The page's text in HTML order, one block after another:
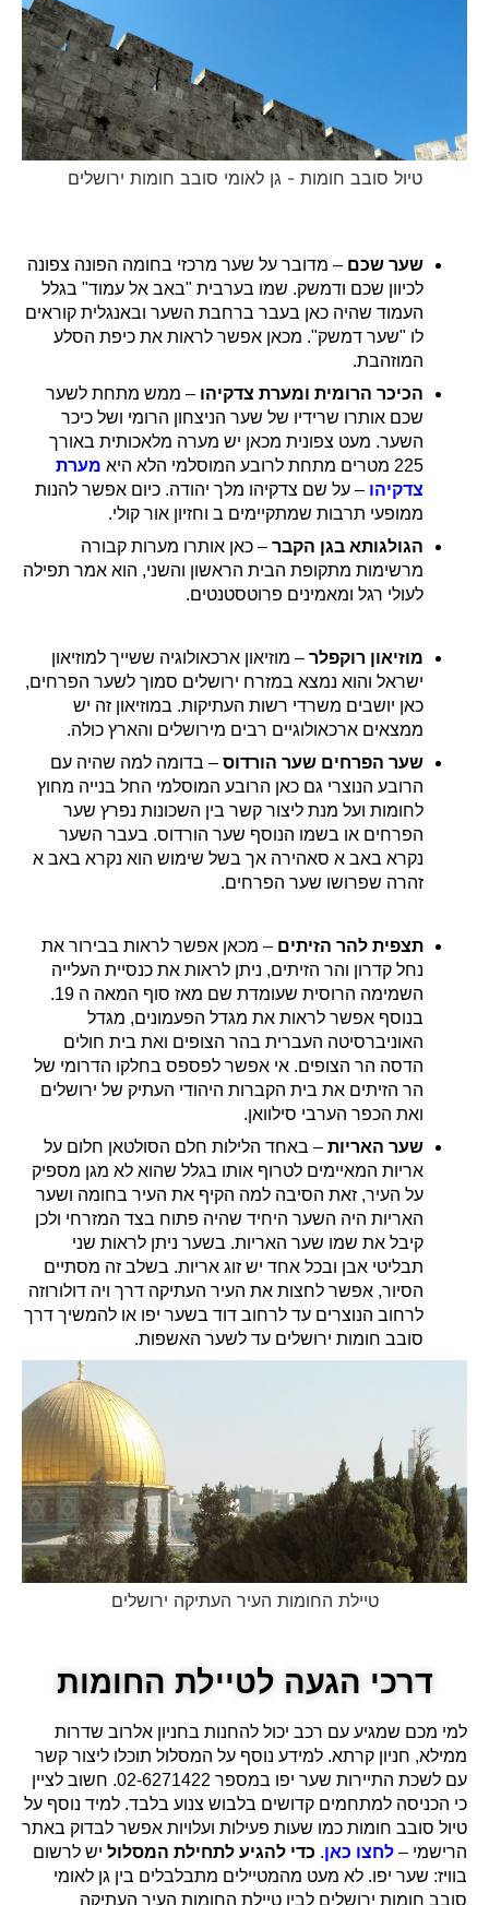
טיול סובב חומות - גן לאומי סובב חומות ירושלים
שער שכם – מדובר על שער מרכזי בחומה הפונה צפונה
לכיוון שכם ודמשק. שמו בערבית "באב אל עמוד" בגלל
העמוד שהיה כאן בעבר ברחבת השער ובאנגלית קוראים
לו "שער דמשק". מכאן אפשר לראות את כיפת הסלע
המוזהבת.
הכיכר הרומית ומערת צדקיהו – ממש מתחת לשער
שכם אותרו שרידיו של שער הניצחון הרומי ושל כיכר
השער. מעט צפונית מכאן יש מערה מלאכותית באורך
225 מטרים מתחת לרובע המוסלמי הלא היא
מערת
צדקיהו – על שם צדקיהו מלך יהודה. כיום אפשר להנות
ממופעי תרבות שמתקיימים ב וחזיון אור קולי.
הגולגותא בגן הקבר – כאן אותרו מערות קבורה
מרשימות מתקופת הבית הראשון והשני, הוא אמר תפילה
לעולי רגל ומאמינים פרוטסטנטים.
מוזיאון רוקפלר – מוזיאון ארכאולוגיה ששייך למוזיאון
ישראל והוא נמצא במזרח ירושלים סמוך לשער הפרחים,
כאן יושבים משרדי רשות העתיקות. במוזיאון זה יש
ממצאים ארכאולוגיים רבים מירושלים והארץ כולה.
שער הפרחים שער הורדוס – בדומה למה שהיה עם
הרובע הנוצרי גם כאן הרובע המוסלמי החל בנייה מחוץ
לחומות ועל מנת ליצור קשר בין השכונות נפרץ שער
הפרחים או בשמו הנוסף שער הורדוס. בעבר השער
נקרא באב א סאהירה אך בשל שימוש הוא נקרא באב א
זהרה שפרושו שער הפרחים.
תצפית להר הזיתים – מכאן אפשר לראות בבירור את
נחל קדרון והר הזיתים, ניתן לראות את כנסיית העלייה
השמימה הרוסית שעומדת שם מאז סוף המאה ה 19.
בנוסף אפשר לראות את מגדל הפעמונים, מגדל
האוניברסיטה העברית בהר הצופים ואת בית חולים
הדסה הר הצופים. אי אפשר לפספס בחלקו הדרומי של
הר הזיתים את בית הקברות היהודי העתיק של ירושלים
ואת הכפר הערבי סילוואן.
שער האריות – באחד הלילות חלם הסולטאן חלום על
אריות המאיימים לטרוף אותו בגלל שהוא לא מגן מספיק
על העיר, זאת הסיבה למה הקיף את העיר בחומה ושער
האריות היה השער היחיד שהיה פתוח בצד המזרחי ולכן
קיבל את שמו שער האריות. בשער ניתן לראות שני
תבליטי אבן ובכל אחד יש זוג אריות. בשלב זה מסתיים
הסיור, אפשר לחצות את העיר העתיקה דרך ויה דולורוזה
לרחוב הנוצרים עד לרחוב דוד בשער יפו או להמשיך דרך
סובב חומות ירושלים עד לשער האשפות.
טיילת החומות העיר העתיקה ירושלים
דרכי הגעה לטיילת החומות
למי מכם שמגיע עם רכב יכול להחנות בחניון אלרוב שדרות
ממילא, חניון קרתא. למידע נוסף על המסלול תוכלו ליצור קשר
עם לשכת התיירות שער יפו במספר 02-6271422. חשוב לציין
כי הכניסה למתחמים קדושים בלבוש צנוע בלבד. למיד נוסף על
טיול סובב חומות כמו שעות פעילות ועלויות אפשר לבדוק באתר
הרישמי – לחצו כאן. כדי להגיע לתחילת המסלול יש לרשום
בוויז: שער יפו. לא מעט מהמטיילים מתבלבלים בין גן לאומי
סובב חומות ירושלים לבין טיילת החומות העיר העתיקה